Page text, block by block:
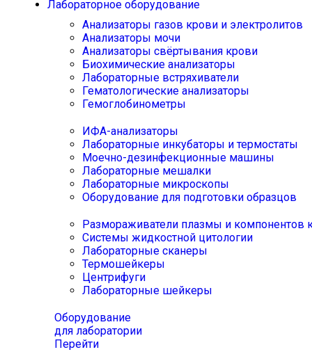
Лабораторное оборудование
Анализаторы газов крови и электролитов
Анализаторы мочи
Анализаторы свёртывания крови
Биохимические анализаторы
Лабораторные встряхиватели
Гематологические анализаторы
Гемоглобинометры
ИФА-анализаторы
Лабораторные инкубаторы и термостаты
Моечно-дезинфекционные машины
Лабораторные мешалки
Лабораторные микроскопы
Оборудование для подготовки образцов
Размораживатели плазмы и компонентов
Системы жидкостной цитологии
Лабораторные сканеры
Термошейкеры
Центрифуги
Лабораторные шейкеры
Оборудование
для лаборатории
Перейти